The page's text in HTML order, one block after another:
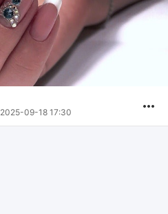
2025-09-18 17:30